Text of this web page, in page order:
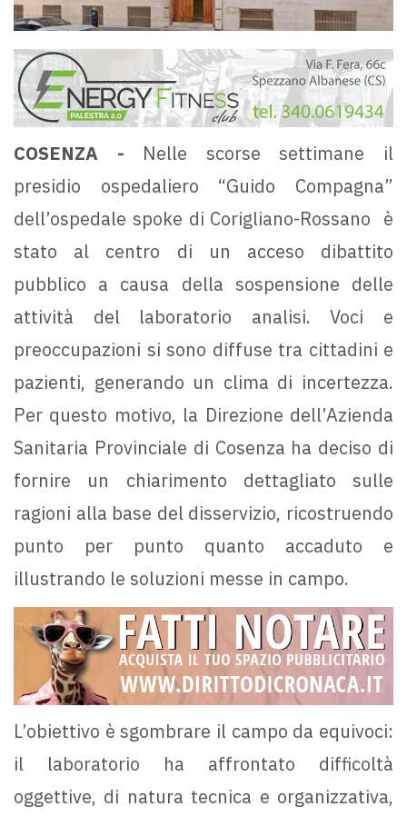
COSENZA - Nelle scorse settimane il
presidio ospedaliero “Guido Compagna”
dell’ospedale spoke di Corigliano-Rossano è
stato al centro di un acceso dibattito
pubblico a causa della sospensione delle
attività del laboratorio analisi. Voci e
preoccupazioni si sono diffuse tra cittadini e
pazienti, generando un clima di incertezza.
Per questo motivo, la Direzione dell’Azienda
Sanitaria Provinciale di Cosenza ha deciso di
fornire un chiarimento dettagliato sulle
ragioni alla base del disservizio, ricostruendo
punto per punto quanto accaduto e
illustrando le soluzioni messe in campo.
L’obiettivo è sgombrare il campo da equivoci:
il laboratorio ha affrontato difficoltà
oggettive, di natura tecnica e organizzativa,